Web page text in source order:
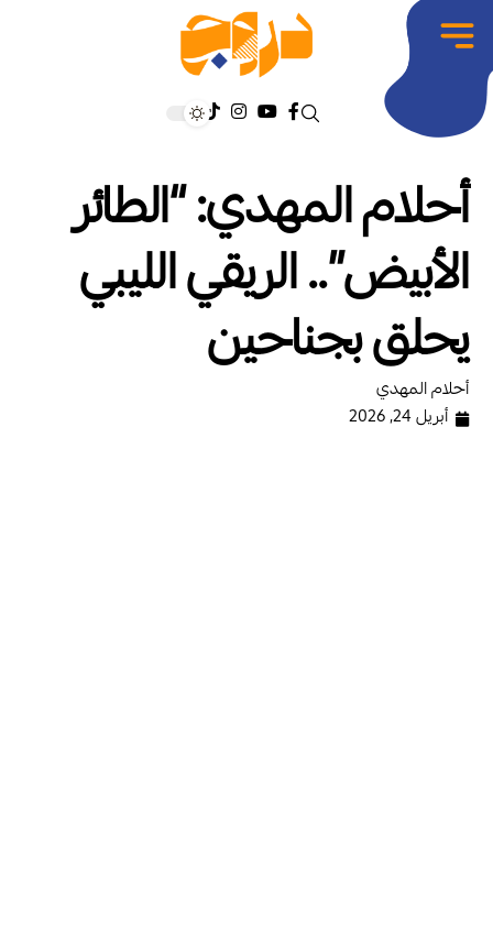
أحلام المهدي: “الطائر
الأبيض”.. الريقي الليبي
يحلق بجناحين
أحلام المهدي
أبريل 24, 2026